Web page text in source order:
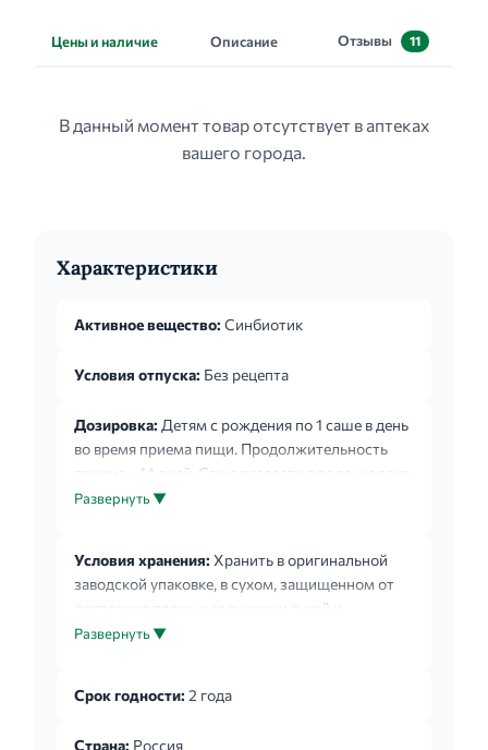
Цены и наличие Описание Отзывы 11
В данный момент товар отсутствует в аптеках
вашего города.
Характеристики
Активное вещество: Синбиотик
Условия отпуска: Без рецепта
Дозировка: Детям с рождения по 1 саше в день
во время приема пищи. Продолжительность
приема - 14 дней. Саше развести в воде, молоке,
соке, можно добавить в детское питание. Не
Развернуть ▼
Условия хранения: Хранить в оригинальной
заводской упаковке, в сухом, защищенном от
попадания прямых солнечных лучей и
недоступном для детей месте, при температуре
Развернуть ▼
Срок годности: 2 года
Страна: Россия